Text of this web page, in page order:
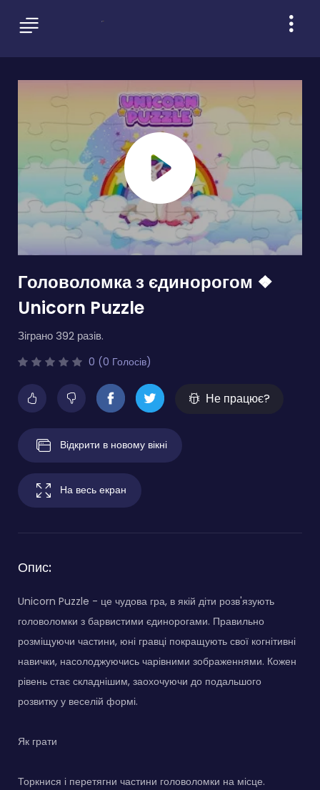
Головоломка з єдинорогом ❖
Unicorn Puzzle
Зіграно 392 разів.
0 (0 Голосів)
Не працює?
Відкрити в новому вікні
На весь екран
Опис:
Unicorn Puzzle - це чудова гра, в якій діти розв'язують
головоломки з барвистими єдинорогами. Правильно
розміщуючи частини, юні гравці покращують свої когнітивні
навички, насолоджуючись чарівними зображеннями. Кожен
рівень стає складнішим, заохочуючи до подальшого
розвитку у веселій формі.
Як грати
Торкнися і перетягни частини головоломки на місце.